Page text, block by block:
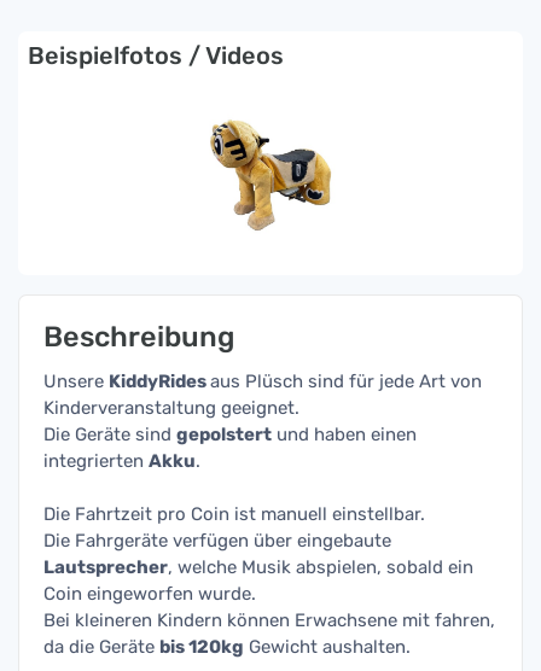
Beispielfotos / Videos
Beschreibung
Unsere KiddyRidesaus Plüsch sind für jede Art von
Kinderveranstaltung geeignet.
Die Geräte sind gepolstert und haben einen
integrierten Akku.
Die Fahrtzeit pro Coin ist manuell einstellbar.
Die Fahrgeräte verfügen über eingebaute
Lautsprecher, welche Musik abspielen, sobald ein
Coin eingeworfen wurde.
Bei kleineren Kindern können Erwachsene mit fahren,
da die Geräte bis 120kg Gewicht aushalten.